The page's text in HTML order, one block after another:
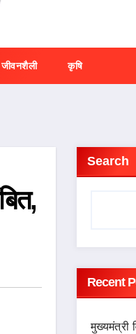
जीवनशैली कृषि
Search
Recent
मुख्यमंत्री